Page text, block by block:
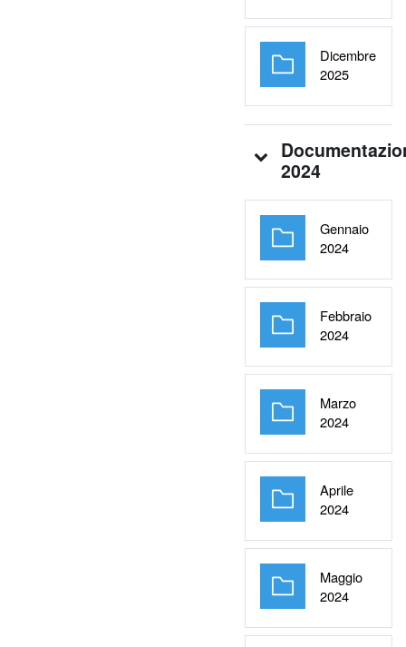
Dicembre
2025Cartella
2024
Gennaio
2024Cartella
Febbraio
2024Cartella
Marzo
2024Cartella
Aprile
2024Cartella
Maggio
2024Cartella